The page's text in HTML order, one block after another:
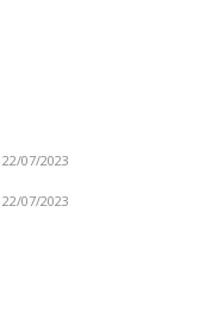
22/07/2023
22/07/2023